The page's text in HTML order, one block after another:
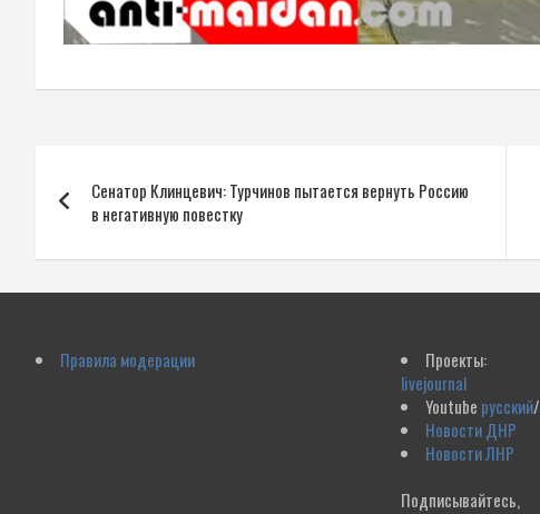
по
записям
Сенатор Клинцевич: Турчинов пытается вернуть Россию
в негативную повестку
Правила модерации
Проекты:
livejournal
Youtube русский/
Новости ДНР
Новости ЛНР
Подписывайтесь,